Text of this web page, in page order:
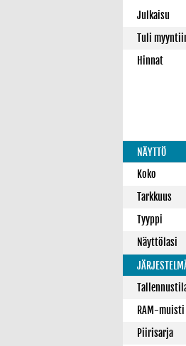
Julkaisu
Tuli
Hinnat
NÄYTTÖ
Koko
Tarkkuus
Tyyppi
Näyttölasi
RAM-muisti
Piirisarja